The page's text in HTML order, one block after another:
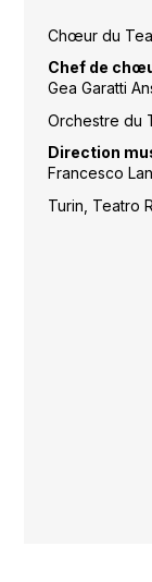
Chœur du
Chef de
Gea Garatti
Orchestre du
Direction
Francesco
Turin, Teatro